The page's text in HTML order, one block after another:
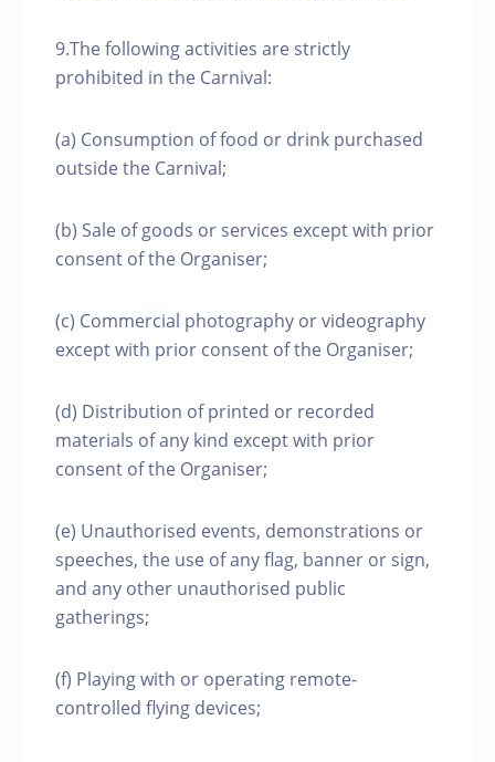
9.The following activities are strictly
prohibited in the Carnival:
(a) Consumption of food or drink purchased
outside the Carnival;
(b) Sale of goods or services except with prior
consent of the Organiser;
(c) Commercial photography or videography
except with prior consent of the Organiser;
(d) Distribution of printed or recorded
materials of any kind except with prior
consent of the Organiser;
(e) Unauthorised events, demonstrations or
speeches, the use of any flag, banner or sign,
and any other unauthorised public
gatherings;
(f) Playing with or operating remote-
controlled flying devices;